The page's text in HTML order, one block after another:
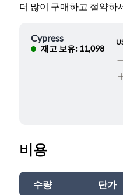
더 많이 구매하고 절약하
Cypress
재고 보유: 11,098
비용
수량 단가